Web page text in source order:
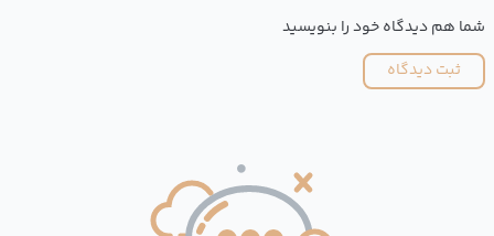
شما هم دیدگاه خود را بنویسید
ثبت دیدگاه